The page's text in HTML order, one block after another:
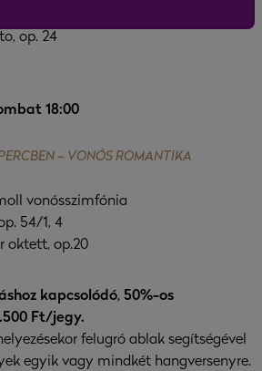
op. 24
18:00
– VONÓS ROMANTIKA
vonósszimfónia
54/1, 4
oktett, op.20
kapcsolódó, 50%-os
Ft/jegy.
felugró ablak segítségével
egyik vagy mindkét hangversenyre.